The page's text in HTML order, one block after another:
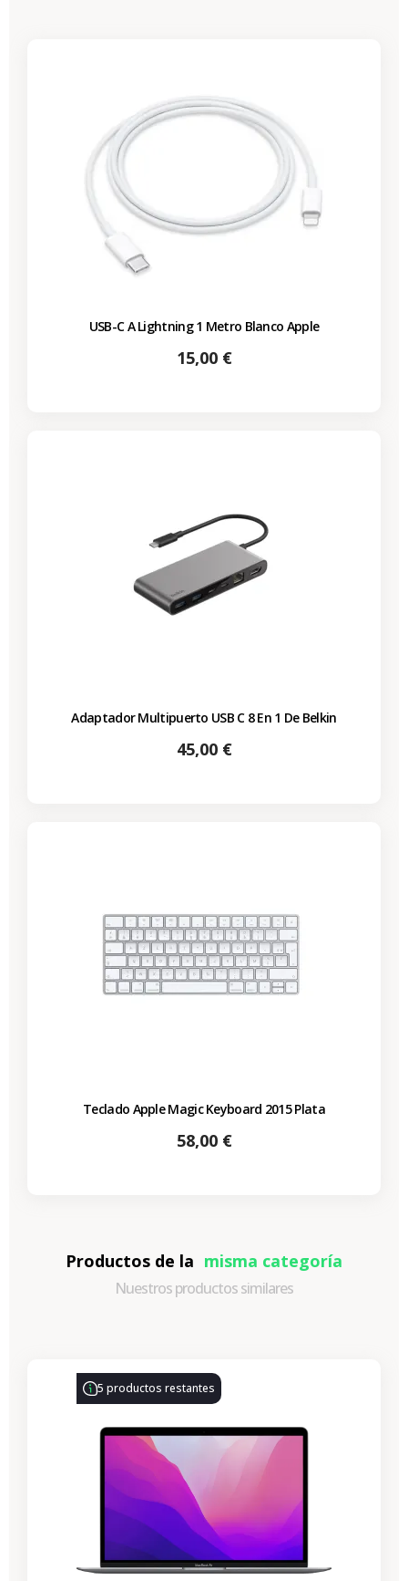
USB-C A Lightning 1 Metro Blanco Apple
Precio
15,00 €
Adaptador Multipuerto USB C 8 En 1 De Belkin
Precio
45,00 €
Teclado Apple Magic Keyboard 2015 Plata
Precio
58,00 €
Productos de la misma categoría
Nuestros productos similares
5 productos restantes